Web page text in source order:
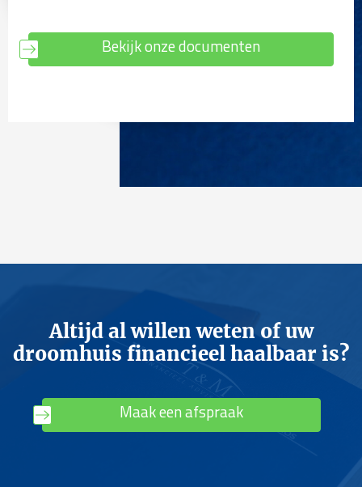
Bekijk onze documenten
Altijd al willen weten of uw
droomhuis financieel haalbaar is?
Maak een afspraak